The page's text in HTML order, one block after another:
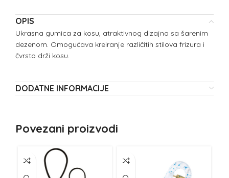
OPIS
Ukrasna gumica za kosu, atraktivnog dizajna sa šarenim
dezenom. Omogućava kreiranje različitih stilova frizura i
čvrsto drži kosu.
DODATNE INFORMACIJE
Povezani proizvodi